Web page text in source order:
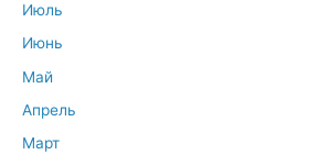
Июль
Июнь
Май
Апрель
Март